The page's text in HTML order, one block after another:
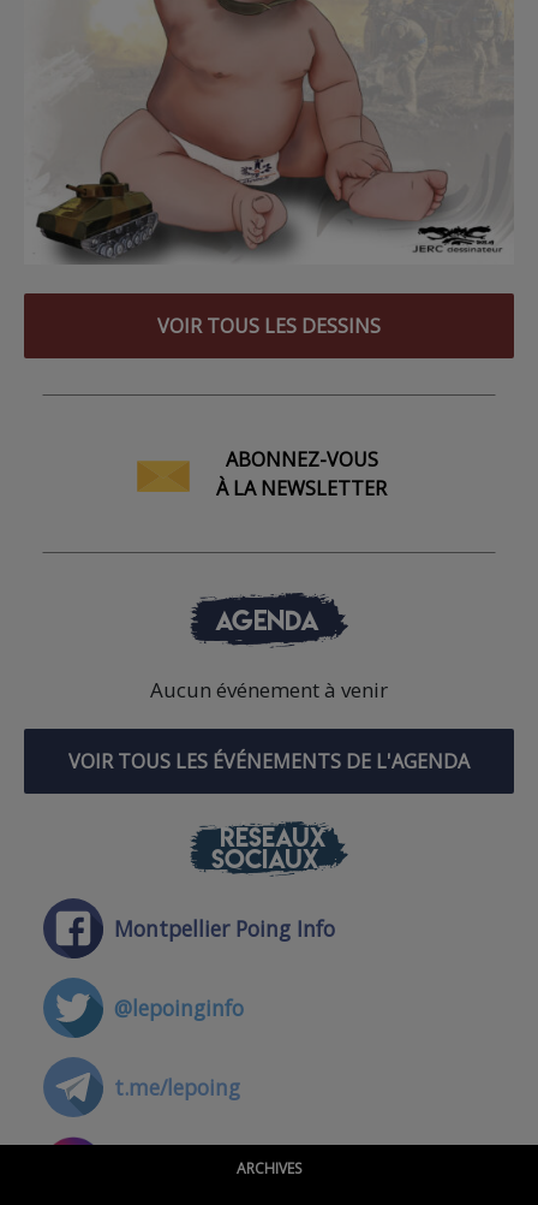
VOIR TOUS LES DESSINS
ABONNEZ-VOUS
À LA NEWSLETTER
AGENDA
Aucun événement à venir
VOIR TOUS LES ÉVÉNEMENTS DE L'AGENDA
RÉSEAUX
SOCIAUX
Montpellier Poing Info
@lepoinginfo
t.me/lepoing
@montpellierpoinginfo
ARCHIVES